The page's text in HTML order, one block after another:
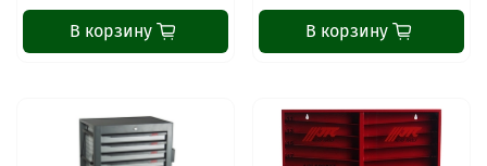
В корзину В корзину